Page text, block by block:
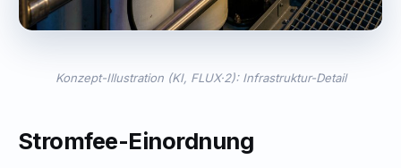
Konzept-Illustration (KI, FLUX·2): Infrastruktur-Detail
Stromfee-Einordnung